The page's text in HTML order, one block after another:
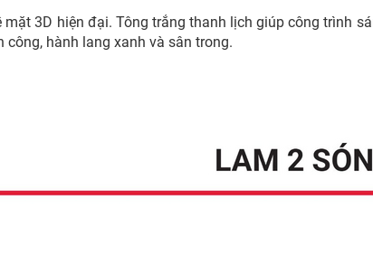
3D hiện đại. Tông trắng thanh lịch giúp công trình
hành lang xanh và sân trong.